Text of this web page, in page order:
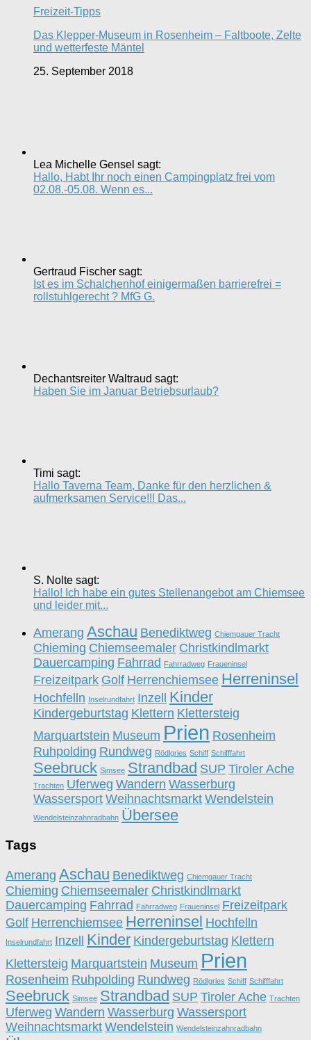
Freizeit-Tipps
Das Klepper-Museum in Rosenheim – Faltboote, Zelte
und wetterfeste Mäntel
25. September 2018
Lea Michelle Gensel sagt:
Hallo, Habt Ihr noch einen Campingplatz frei vom
02.08.-05.08. Wenn es...
Gertraud Fischer sagt:
Ist es im Schalchenhof einigermaßen barrierefrei =
rollstuhlgerecht ? MfG G.
Dechantsreiter Waltraud sagt:
Haben Sie im Januar Betriebsurlaub?
Timi sagt:
Hallo Taverna Team, Danke für den herzlichen &
aufmerksamen Service!!! Das...
S. Nolte sagt:
Hallo! Ich habe ein gutes Stellenangebot am Chiemsee
und leider mit...
Amerang Aschau Benediktweg Chiemgauer Tracht
Chieming Chiemseemaler Christkindlmarkt
Dauercamping Fahrrad Fahrradweg Fraueninsel
Freizeitpark Golf Herrenchiemsee Herreninsel
Hochfelln Inselrundfahrt Inzell Kinder
Kindergeburtstag Klettern Klettersteig
Marquartstein Museum Prien Rosenheim
Ruhpolding Rundweg Rödlgries Schiff Schifffahrt
Seebruck Simsee Strandbad SUP Tiroler Ache
Trachten Uferweg Wandern Wasserburg
Wassersport Weihnachtsmarkt Wendelstein
Wendelsteinzahnradbahn Übersee
Tags
Amerang Aschau Benediktweg Chiemgauer Tracht
Chieming Chiemseemaler Christkindlmarkt
Dauercamping Fahrrad Fahrradweg Fraueninsel Freizeitpark
Golf Herrenchiemsee Herreninsel Hochfelln
Inselrundfahrt Inzell Kinder Kindergeburtstag Klettern
Klettersteig Marquartstein Museum Prien
Rosenheim Ruhpolding Rundweg Rödlgries Schiff Schifffahrt
Seebruck Simsee Strandbad SUP Tiroler Ache Trachten
Uferweg Wandern Wasserburg Wassersport
Weihnachtsmarkt Wendelstein Wendelsteinzahnradbahn